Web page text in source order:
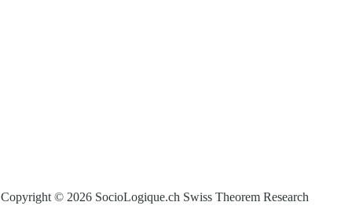
Copyright © 2026 SocioLogique.ch Swiss Theorem Research